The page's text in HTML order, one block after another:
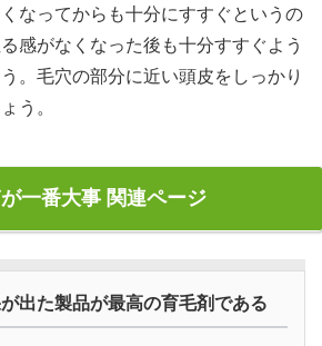
なってからも十分にすすぐというの
感がなくなった後も十分すすぐよう
。毛穴の部分に近い頭皮をしっかり
う。
一番大事 関連ページ
出た製品が最高の育毛剤である